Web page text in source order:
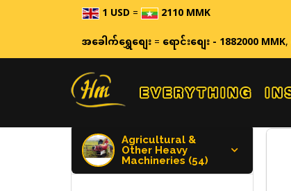
1 USD= 2110 MMK
အခေါက်ရွှေစျေး=ရောင်းစျေး - 1882000 MMK,
Agricultural &
Other Heavy
Machineries (54)